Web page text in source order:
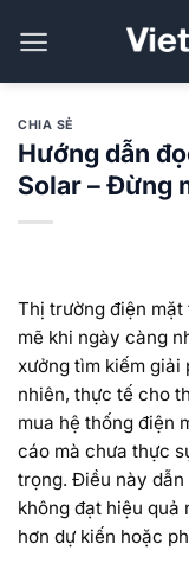
qua
CHIA SẺ
Hướng dẫn
Solar – Đừng
Thị trường điện
mẽ khi ngày càng
xưởng tìm kiếm giải
nhiên, thực tế cho
mua hệ thống điện
cáo mà chưa thực
trọng. Điều này
không đạt hiệu quả
hơn dự kiến hoặc